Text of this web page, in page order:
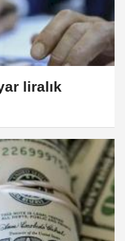
liralık